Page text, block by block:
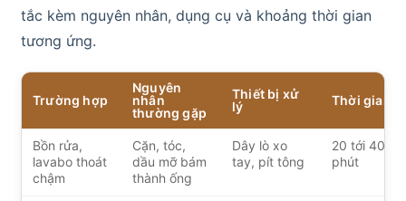
tắc kèm nguyên nhân, dụng cụ và khoảng thời gian
tương ứng.
Trường hợp
Nguyên
nhân
thường gặp
Thiết bị xử
lý
Thời gian
Bồn rửa,
lavabo thoát
chậm
Cặn, tóc,
dầu mỡ bám
thành ống
Dây lò xo
tay, pít tông
20 tới 40
phút